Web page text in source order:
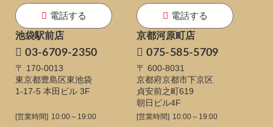
電話する
電話する
池袋駅前店
03-6709-2350
〒 170-0013
東京都豊島区東池袋
1-17-5 本田ビル 3F
[営業時間] 10:00～19:00
京都河原町店
075-585-5709
〒 600-8031
京都府京都市下京区
貞安前之町619
朝日ビル4F
[営業時間] 10:00～19:00